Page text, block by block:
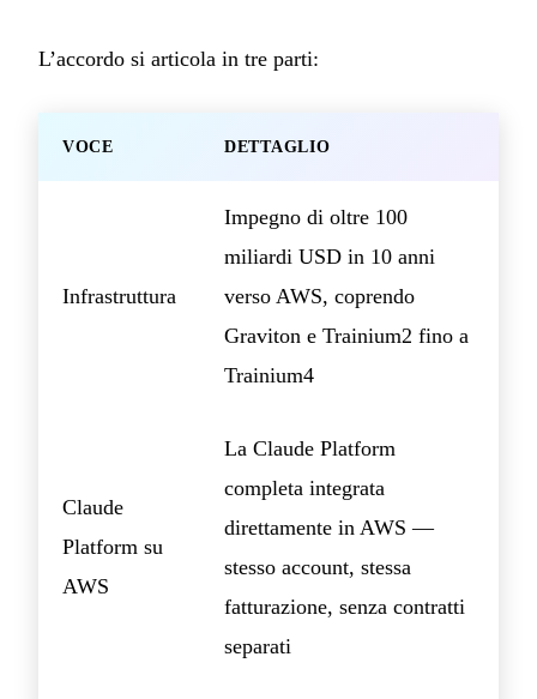
L’accordo si articola in tre parti:
VOCE DETTAGLIO
Infrastruttura
Impegno di oltre 100
miliardi USD in 10 anni
verso AWS, coprendo
Graviton e Trainium2 fino a
Trainium4
Claude
Platform su
AWS
La Claude Platform
completa integrata
direttamente in AWS —
stesso account, stessa
fatturazione, senza contratti
separati